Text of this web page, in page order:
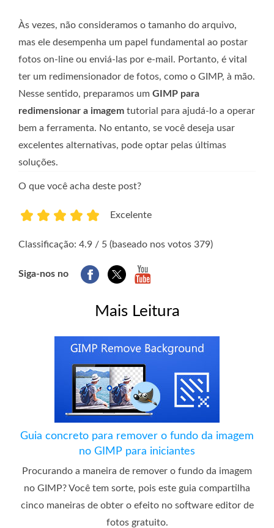
Às vezes, não consideramos o tamanho do arquivo,
mas ele desempenha um papel fundamental ao postar
fotos on-line ou enviá-las por e-mail. Portanto, é vital
ter um redimensionador de fotos, como o GIMP, à mão.
Nesse sentido, preparamos um GIMP para
redimensionar a imagem tutorial para ajudá-lo a operar
bem a ferramenta. No entanto, se você deseja usar
excelentes alternativas, pode optar pelas últimas
soluções.
O que você acha deste post?
Excelente
Classificação: 4.9 / 5 (baseado nos votos 379)
Siga-nos no
Mais Leitura
Guia concreto para remover o fundo da imagem
no GIMP para iniciantes
Procurando a maneira de remover o fundo da imagem
no GIMP? Você tem sorte, pois este guia compartilha
cinco maneiras de obter o efeito no software editor de
fotos gratuito.